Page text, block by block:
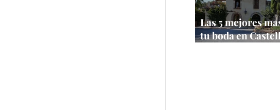
Las 5 mejores
tu boda en